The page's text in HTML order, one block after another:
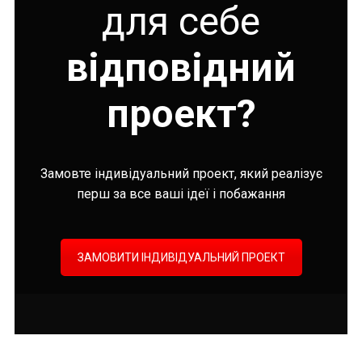
для себе
відповідний
проект?
Замовте індивідуальний проект, який реалізує
перш за все ваші ідеї і побажання
ЗАМОВИТИ ІНДИВІДУАЛЬНИЙ ПРОЕКТ